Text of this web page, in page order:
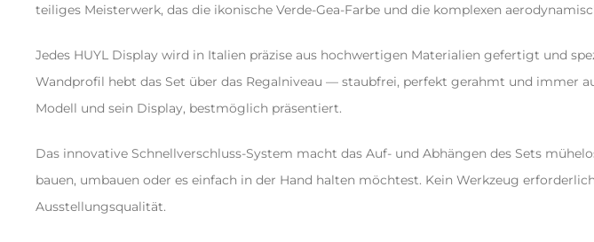
teiliges Meisterwerk, das die ikonische Verde-Gea-Farbe und die komplexen
Jedes HUYL Display wird in Italien präzise aus hochwertigen Materialien gefertigt und
Wandprofil hebt das Set über das Regalniveau — staubfrei, perfekt gerahmt und immer
Modell und sein Display, bestmöglich präsentiert.
Das innovative Schnellverschluss-System macht das Auf- und Abhängen des Sets
bauen, umbauen oder es einfach in der Hand halten möchtest. Kein Werkzeug
Ausstellungsqualität.